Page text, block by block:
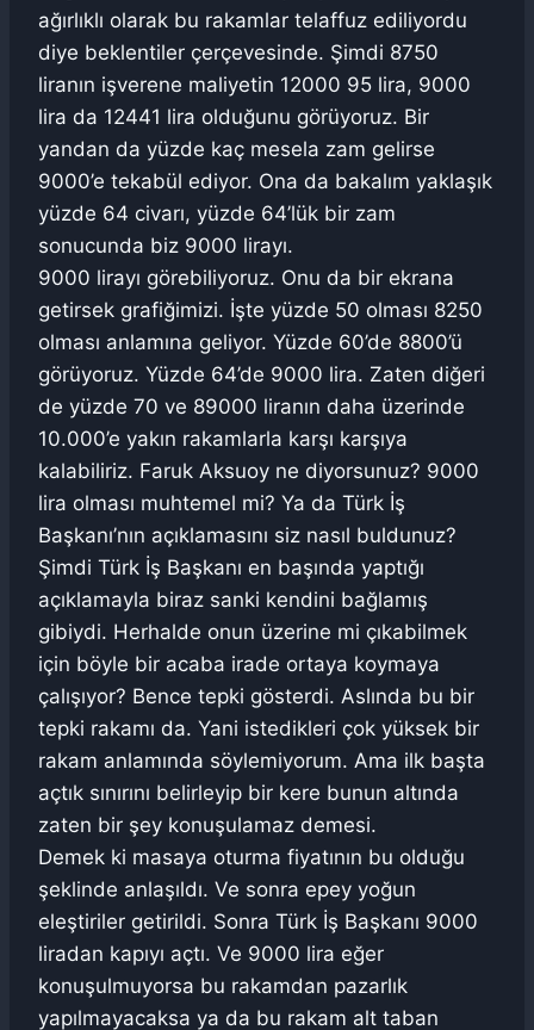
ağırlıklı olarak bu rakamlar telaffuz ediliyordu
diye beklentiler çerçevesinde. Şimdi 8750
liranın işverene maliyetin 12000 95 lira, 9000
lira da 12441 lira olduğunu görüyoruz. Bir
yandan da yüzde kaç mesela zam gelirse
9000’e tekabül ediyor. Ona da bakalım yaklaşık
yüzde 64 civarı, yüzde 64’lük bir zam
sonucunda biz 9000 lirayı.
9000 lirayı görebiliyoruz. Onu da bir ekrana
getirsek grafiğimizi. İşte yüzde 50 olması 8250
olması anlamına geliyor. Yüzde 60’de 8800’ü
görüyoruz. Yüzde 64’de 9000 lira. Zaten diğeri
de yüzde 70 ve 89000 liranın daha üzerinde
10.000’e yakın rakamlarla karşı karşıya
kalabiliriz. Faruk Aksuoy ne diyorsunuz? 9000
lira olması muhtemel mi? Ya da Türk İş
Başkanı’nın açıklamasını siz nasıl buldunuz?
Şimdi Türk İş Başkanı en başında yaptığı
açıklamayla biraz sanki kendini bağlamış
gibiydi. Herhalde onun üzerine mi çıkabilmek
için böyle bir acaba irade ortaya koymaya
çalışıyor? Bence tepki gösterdi. Aslında bu bir
tepki rakamı da. Yani istedikleri çok yüksek bir
rakam anlamında söylemiyorum. Ama ilk başta
açtık sınırını belirleyip bir kere bunun altında
zaten bir şey konuşulamaz demesi.
Demek ki masaya oturma fiyatının bu olduğu
şeklinde anlaşıldı. Ve sonra epey yoğun
eleştiriler getirildi. Sonra Türk İş Başkanı 9000
liradan kapıyı açtı. Ve 9000 lira eğer
konuşulmuyorsa bu rakamdan pazarlık
yapılmayacaksa ya da bu rakam alt taban